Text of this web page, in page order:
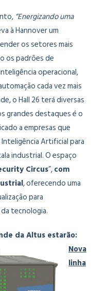
“Energizando uma
à Hannover um
os setores mais
os padrões de
operacional,
cada vez mais
o Hall 26 terá diversas
grandes destaques é o
a empresas que
Artificial para
industrial. O espaço
Circus”,com
, oferecendo uma
para
tecnologia.
da Altus estarão:
Nova
linha